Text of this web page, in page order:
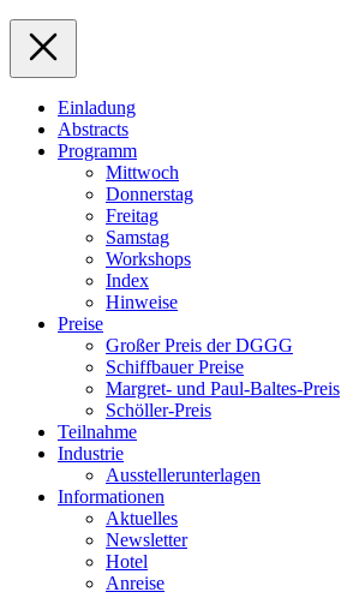
Einladung
Abstracts
Programm
Mittwoch
Donnerstag
Freitag
Samstag
Workshops
Index
Hinweise
Preise
Großer Preis der DGGG
Schiffbauer Preise
Margret- und Paul-Baltes-Preis
Schöller-Preis
Teilnahme
Industrie
Ausstellerunterlagen
Informationen
Aktuelles
Newsletter
Hotel
Anreise